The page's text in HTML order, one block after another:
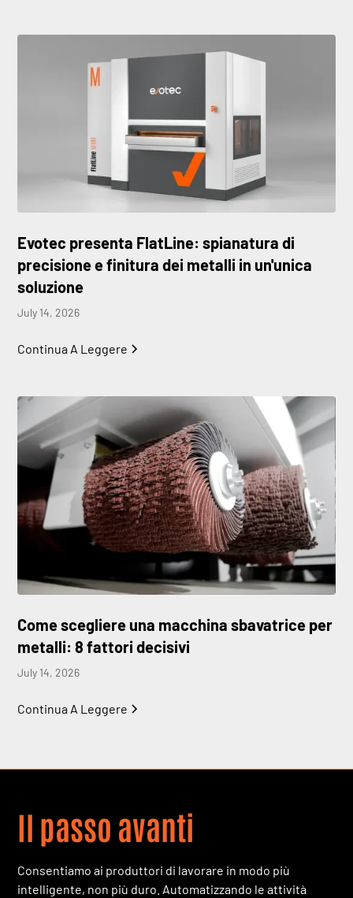
Evotec presenta FlatLine: spianatura di
precisione e finitura dei metalli in un'unica
soluzione
July 14, 2026
Continua A Leggere
Come scegliere una macchina sbavatrice per
metalli: 8 fattori decisivi
July 14, 2026
Continua A Leggere
Il passo avanti
Consentiamo ai produttori di lavorare in modo più
intelligente, non più duro. Automatizzando le attività